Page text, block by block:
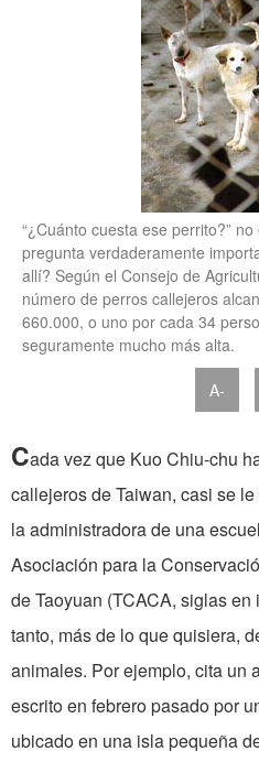
“¿Cuánto cuesta ese perrito?”
pregunta verdaderamente
allí? Según el Consejo de
número de perros callejeros
660.000, o uno por cada 34
seguramente mucho más alta.
A-
Cada vez que Kuo Chiu-chu
callejeros de Taiwan, casi se
la administradora de una
Asociación para la
de Taoyuan (TCACA, siglas
tanto, más de lo que quisiera,
animales. Por ejemplo, cita un
escrito en febrero pasado por
ubicado en una isla pequeña